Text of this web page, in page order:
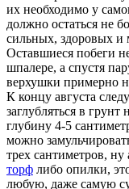
их необходимо у
должно остаться не
сильных, здоровых и
Оставшиеся побеги
шпалере, а спустя
верхушки примерно
К концу августа
заглубляться в
глубину 4-5
можно
трех сантиметров, ну
торф либо опилки,
любую, даже самую